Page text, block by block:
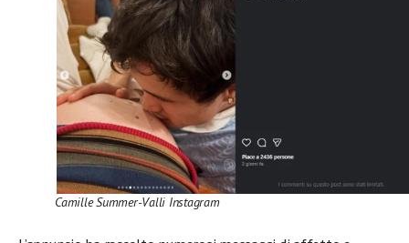
Camille Summer-Valli Instagram